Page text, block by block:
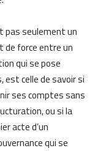
pas seulement un
de force entre un
qui se pose
est celle de savoir si
ses comptes sans
ou si la
acte d’un
qui se